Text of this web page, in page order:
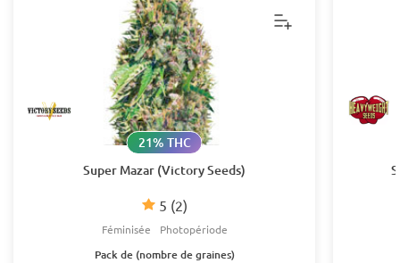
Super Mazar (Victory Seeds)
5 (2)
21% THC
Féminisée Photopériode
Pack de (nombre de graines)